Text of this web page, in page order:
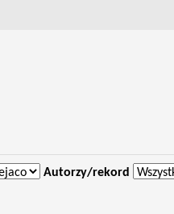
Autorzy/rekord